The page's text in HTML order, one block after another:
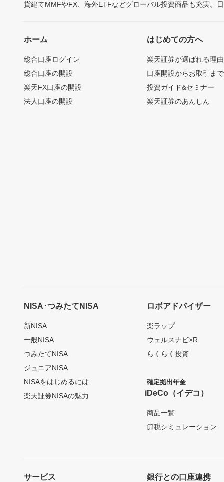
貨建てMMFやFX、海外ETFなどグローバル投資商品も充実。
ホーム
総合口座ログイン
総合口座の開設
楽天FX口座の開設
法人口座の開設
はじめての方へ
楽天証券が選ばれる理由
口座開設からお取引ま
投資ガイド&セミナー
楽天証券のあんしん
NISA･つみたてNISA
新NISA
一般NISA
つみたてNISA
ジュニアNISA
NISAをはじめるには
楽天証券NISAの魅力
ロボアドバイザー
楽ラップ
ウェルスナビ×R
らくらく投資
確定拠出年金
iDeCo（イデコ）
商品一覧
節税シミュレーション
サービス 銀行との口座連携